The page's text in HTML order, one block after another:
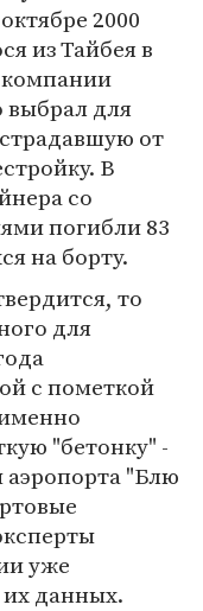
2000
из Тайбея в
для
от
В
со
погибли 83
на борту.
то
для
с пометкой
"бетонку" -
"Блю
уже
данных.